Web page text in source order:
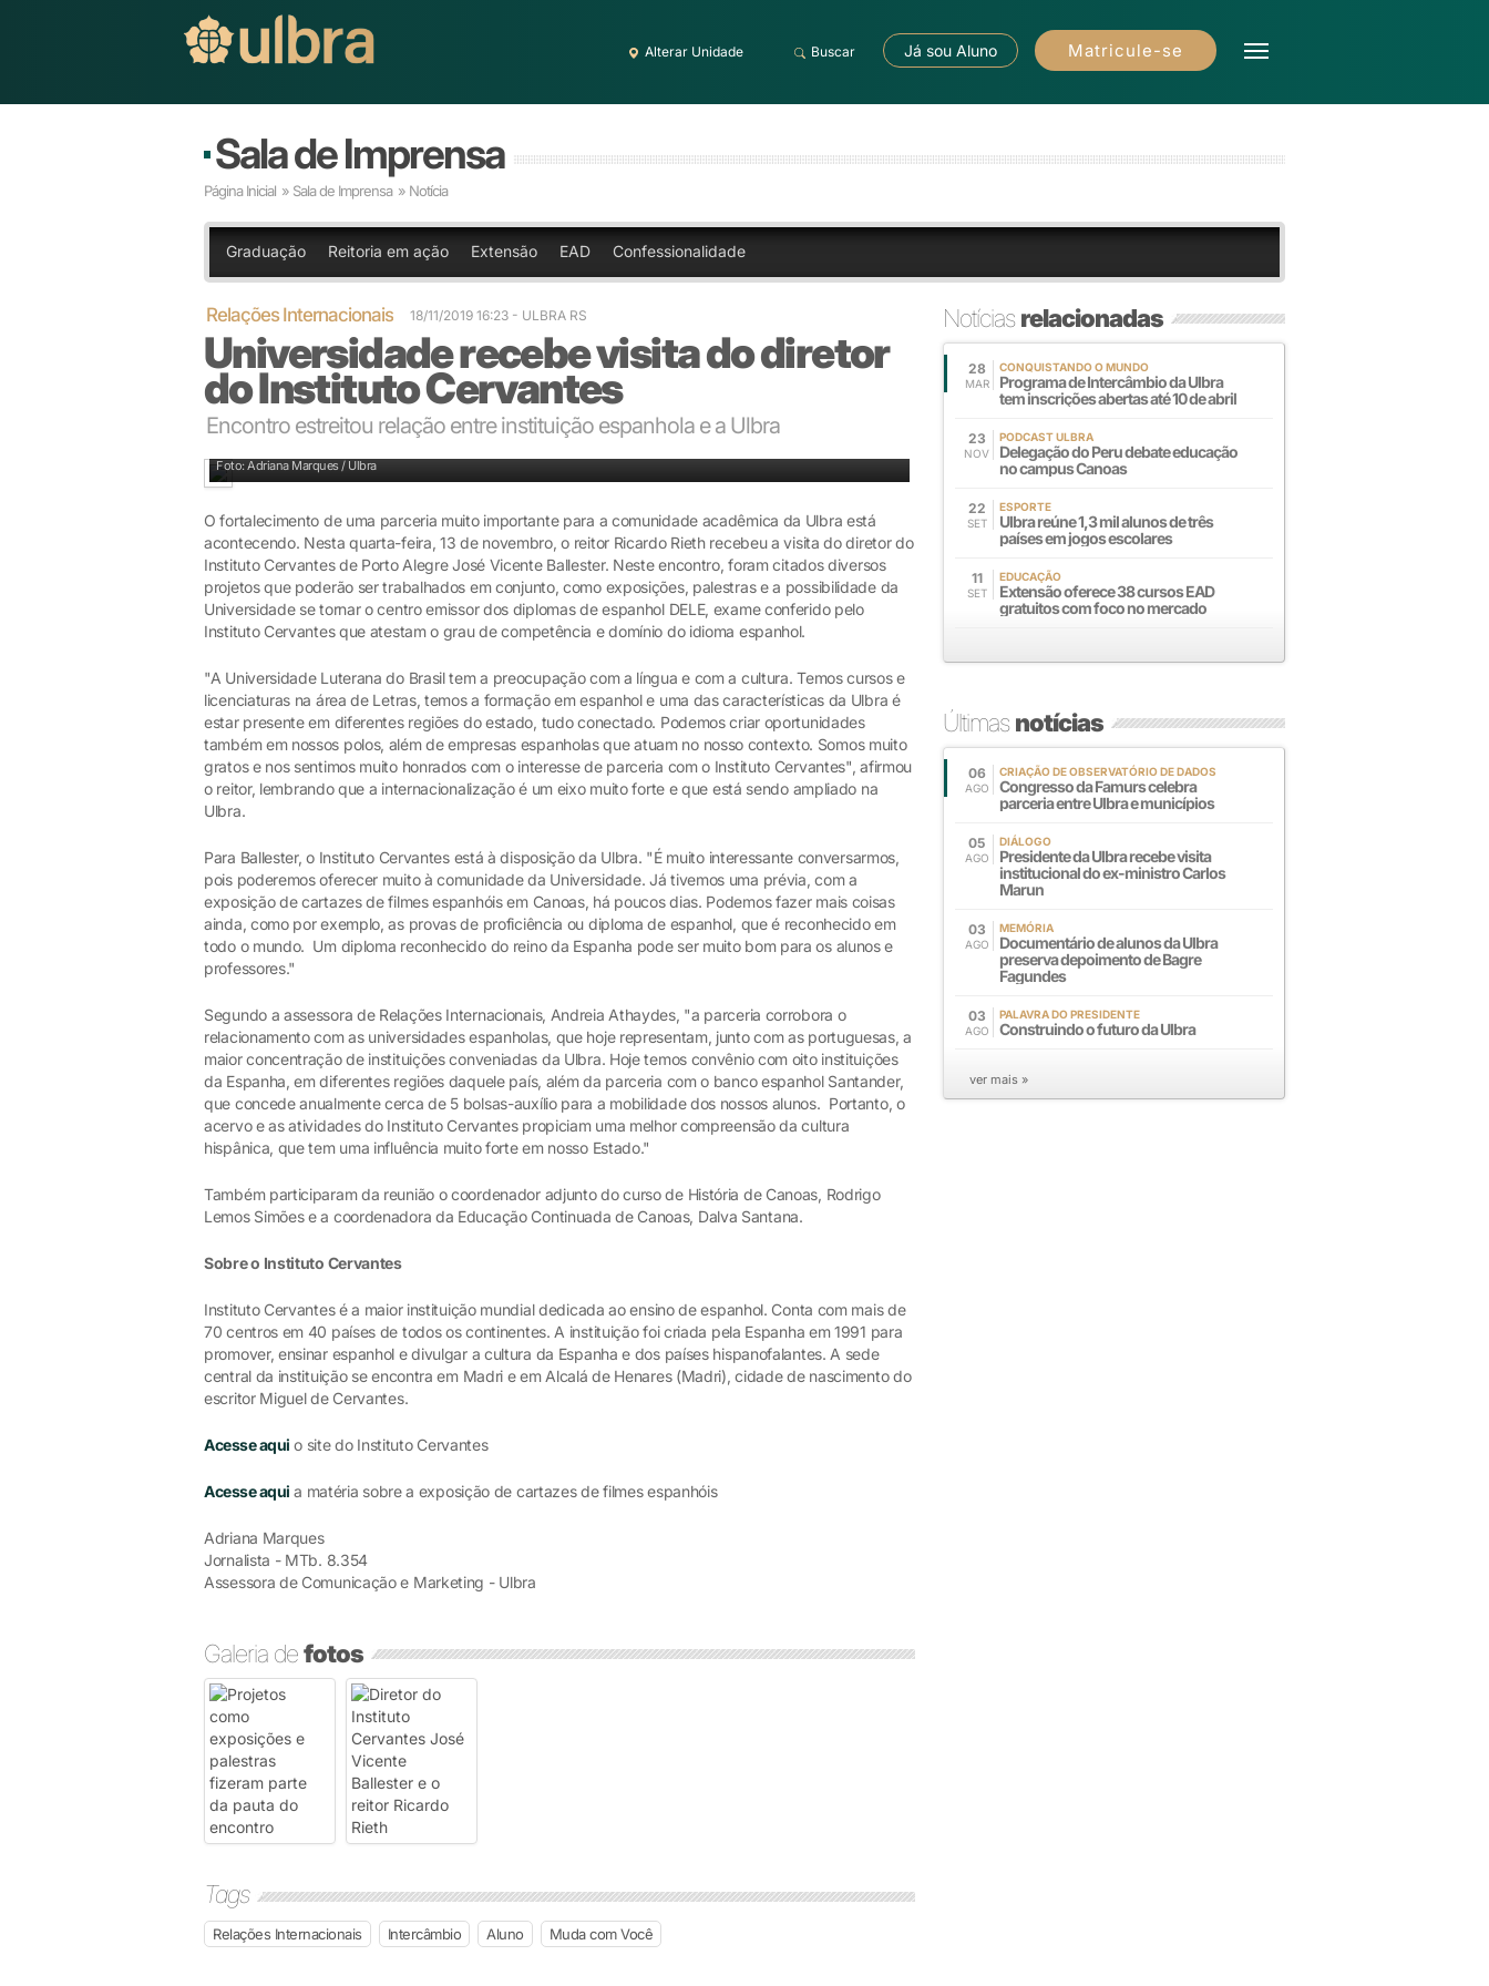
Alterar Unidade Buscar Já sou Aluno Matricule-se
Sala de Imprensa
Página Inicial » Sala de Imprensa » Notícia
Graduação Reitoria em ação Extensão EAD Confessionalidade
Relações Internacionais 18/11/2019 16:23 - ULBRA RS
Universidade recebe visita do diretor
do Instituto Cervantes
Encontro estreitou relação entre instituição espanhola e a Ulbra
Foto: Adriana Marques / Ulbra
O fortalecimento de uma parceria muito importante para a comunidade acadêmica da Ulbra está
acontecendo. Nesta quarta-feira, 13 de novembro, o reitor Ricardo Rieth recebeu a visita do diretor do
Instituto Cervantes de Porto Alegre José Vicente Ballester. Neste encontro, foram citados diversos
projetos que poderão ser trabalhados em conjunto, como exposições, palestras e a possibilidade da
Universidade se tornar o centro emissor dos diplomas de espanhol DELE, exame conferido pelo
Instituto Cervantes que atestam o grau de competência e domínio do idioma espanhol.
"A Universidade Luterana do Brasil tem a preocupação com a língua e com a cultura. Temos cursos e
licenciaturas na área de Letras, temos a formação em espanhol e uma das características da Ulbra é
estar presente em diferentes regiões do estado, tudo conectado. Podemos criar oportunidades
também em nossos polos, além de empresas espanholas que atuam no nosso contexto. Somos muito
gratos e nos sentimos muito honrados com o interesse de parceria com o Instituto Cervantes", afirmou
o reitor, lembrando que a internacionalização é um eixo muito forte e que está sendo ampliado na
Ulbra.
Para Ballester, o Instituto Cervantes está à disposição da Ulbra. "É muito interessante conversarmos,
pois poderemos oferecer muito à comunidade da Universidade. Já tivemos uma prévia, com a
exposição de cartazes de filmes espanhóis em Canoas, há poucos dias. Podemos fazer mais coisas
ainda, como por exemplo, as provas de proficiência ou diploma de espanhol, que é reconhecido em
todo o mundo. Um diploma reconhecido do reino da Espanha pode ser muito bom para os alunos e
professores."
Segundo a assessora de Relações Internacionais, Andreia Athaydes, "a parceria corrobora o
relacionamento com as universidades espanholas, que hoje representam, junto com as portuguesas, a
maior concentração de instituições conveniadas da Ulbra. Hoje temos convênio com oito instituições
da Espanha, em diferentes regiões daquele país, além da parceria com o banco espanhol Santander,
que concede anualmente cerca de 5 bolsas-auxílio para a mobilidade dos nossos alunos. Portanto, o
acervo e as atividades do Instituto Cervantes propiciam uma melhor compreensão da cultura
hispânica, que tem uma influência muito forte em nosso Estado."
Também participaram da reunião o coordenador adjunto do curso de História de Canoas, Rodrigo
Lemos Simões e a coordenadora da Educação Continuada de Canoas, Dalva Santana.
Sobre o Instituto Cervantes
Instituto Cervantes é a maior instituição mundial dedicada ao ensino de espanhol. Conta com mais de
70 centros em 40 países de todos os continentes. A instituição foi criada pela Espanha em 1991 para
promover, ensinar espanhol e divulgar a cultura da Espanha e dos países hispanofalantes. A sede
central da instituição se encontra em Madri e em Alcalá de Henares (Madri), cidade de nascimento do
escritor Miguel de Cervantes.
Acesse aqui o site do Instituto Cervantes
Acesse aqui a matéria sobre a exposição de cartazes de filmes espanhóis
Adriana Marques
Jornalista - MTb. 8.354
Assessora de Comunicação e Marketing - Ulbra
Galeria defotos
Tags
Relações Internacionais Intercâmbio Aluno Muda com Você
Notíciasrelacionadas
28
MAR
CONQUISTANDO O MUNDO
Programa de Intercâmbio da Ulbra
tem inscrições abertas até 10 de abril
23
NOV
PODCAST ULBRA
Delegação do Peru debate educação
no campus Canoas
22
SET
ESPORTE
Ulbra reúne 1,3 mil alunos de três
países em jogos escolares
11
SET
EDUCAÇÃO
Extensão oferece 38 cursos EAD
gratuitos com foco no mercado
Últimasnotícias
06
AGO
CRIAÇÃO DE OBSERVATÓRIO DE DADOS
Congresso da Famurs celebra
parceria entre Ulbra e municípios
05
AGO
DIÁLOGO
Presidente da Ulbra recebe visita
institucional do ex-ministro Carlos
Marun
03
AGO
MEMÓRIA
Documentário de alunos da Ulbra
preserva depoimento de Bagre
Fagundes
03
AGO
PALAVRA DO PRESIDENTE
Construindo o futuro da Ulbra
ver mais »